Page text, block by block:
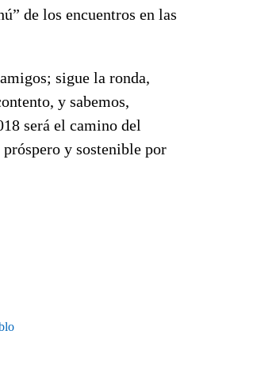
de los encuentros en las
sigue la ronda,
y sabemos,
será el camino del
y sostenible por